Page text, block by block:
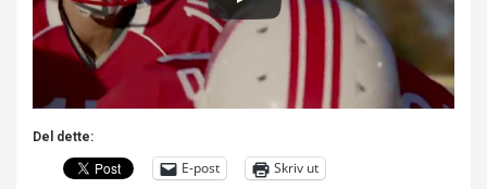
Del dette:
E-post Skriv ut